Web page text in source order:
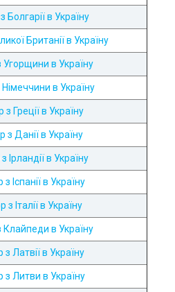
Болгарії в Україну
Британії в Україну
Угорщини в Україну
в Україну
з Греції в Україну
з Данії в Україну
Ірландії в Україну
Іспанії в Україну
з Італії в Україну
Клайпеди в Україну
з Латвії в Україну
з Литви в Україну